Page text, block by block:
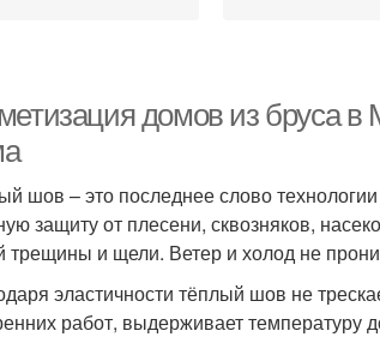
для наружных
работ
Акриловые
домов из бруса
шов – это последнее слово
защиту от плесени, сквозняков,
трещины и щели. Ветер и холод не
эластичности тёплый шов не
работ, выдерживает температуру